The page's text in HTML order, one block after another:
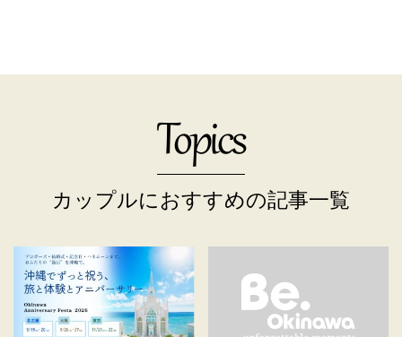
Topics
カップルにおすすめの記事一覧